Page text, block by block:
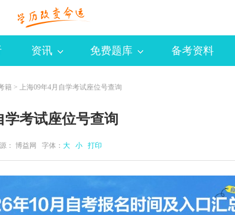
资讯 免费题库 备考资料
籍 > 上海09年4月自学考试座位号查询
学考试座位号查询
： 博益网 字体： 大 小 打印